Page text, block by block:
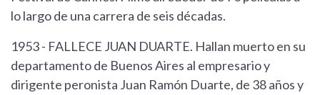
lo largo de una carrera de seis décadas.
1953 - FALLECE JUAN DUARTE. Hallan muerto en su
departamento de Buenos Aires al empresario y
dirigente peronista Juan Ramón Duarte, de 38 años y